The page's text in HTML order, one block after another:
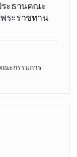
ระธานคณะ
ระราชทาน
ณะกรรมการ